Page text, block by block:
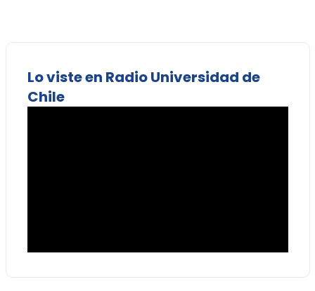
Lo viste en Radio Universidad de
Chile